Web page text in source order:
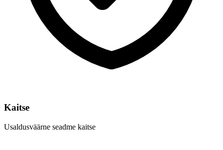
Kaitse
Usaldusväärne seadme kaitse